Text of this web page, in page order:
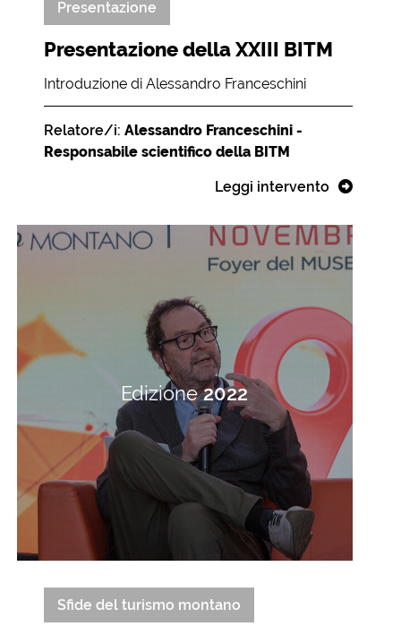
Presentazione
Presentazione della XXIII BITM
Introduzione di Alessandro Franceschini
Relatore/i: Alessandro Franceschini -
Responsabile scientifico della BITM
Leggi intervento
Edizione2022
Sfide del turismo montano